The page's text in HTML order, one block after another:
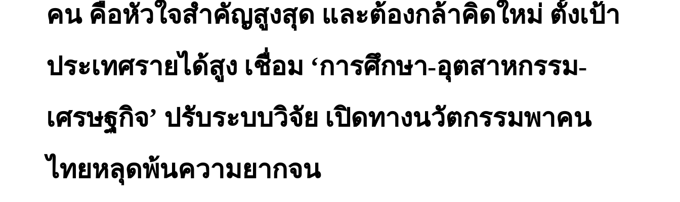
คน คือหัวใจสำคัญสูงสุด และต้องกล้าคิดใหม่ ตั้งเป้า
ประเทศรายได้สูง เชื่อม ‘การศึกษา-อุตสาหกรรม-
เศรษฐกิจ’ ปรับระบบวิจัย เปิดทางนวัตกรรมพาคน
ไทยหลุดพ้นความยากจน